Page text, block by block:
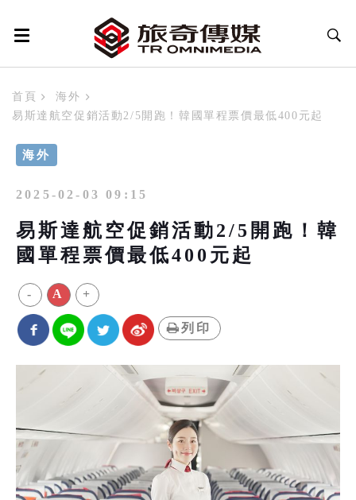
首頁
海外
易斯達航空促銷活動2/5開跑！韓國單程票價最低400元起
海外
2025-02-03 09:15
易斯達航空促銷活動2/5開跑！韓
國單程票價最低400元起
- A +
列印